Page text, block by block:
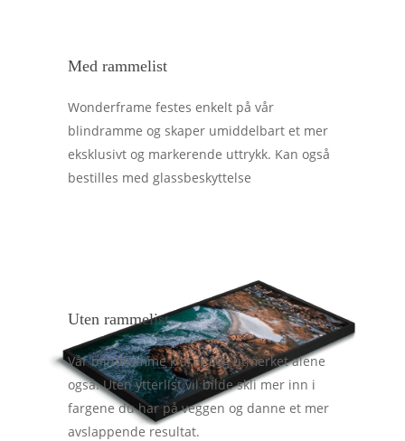
Med rammelist
Wonderframe festes enkelt på vår
blindramme og skaper umiddelbart et mer
eksklusivt og markerende uttrykk. Kan også
bestilles med glassbeskyttelse
Uten rammelist
Vår blindramme klarer seg utmerket alene
også. Uten ytterlist vil bilde skli mer inn i
fargene du har på veggen og danne et mer
avslappende resultat.